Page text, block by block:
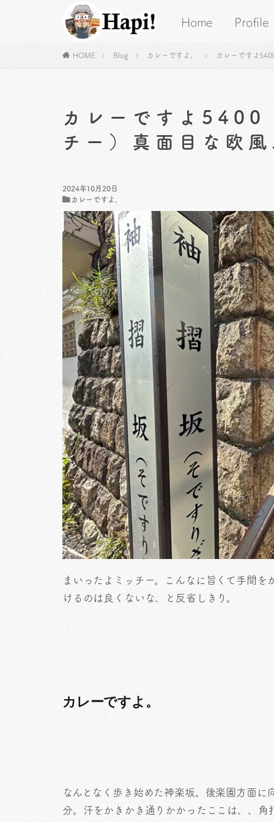
Home Profile
HOME Blog カレーですよ。 カレーですよ
カレーですよ
チー）真面目な欧
2024年10月20日
カレーですよ。
まいったよミッチー。こんなに旨くて手間
けるのは良くないな、と反省しきり。
カレーですよ。
なんとなく歩き始めた神楽坂。後楽園方面
分。汗をかきかき通りかかったここは、、角